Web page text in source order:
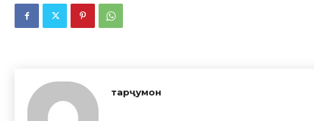
тарҷумон